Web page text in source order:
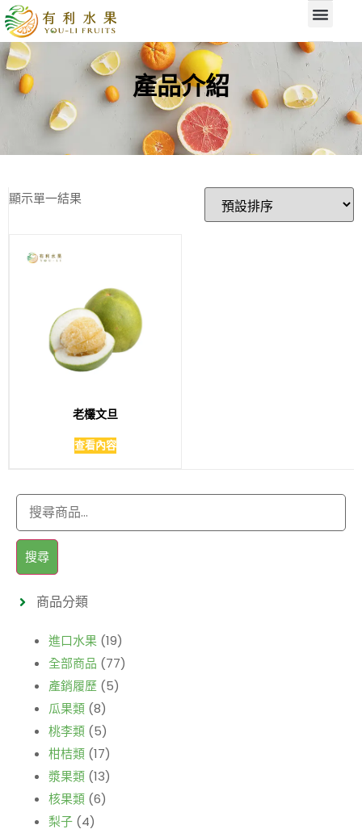
產品介紹
顯示單一結果
老欉文旦
查看內容
搜尋
商品分類
進口水果 (19)
全部商品 (77)
產銷履歷 (5)
瓜果類 (8)
桃李類 (5)
柑桔類 (17)
漿果類 (13)
核果類 (6)
梨子 (4)